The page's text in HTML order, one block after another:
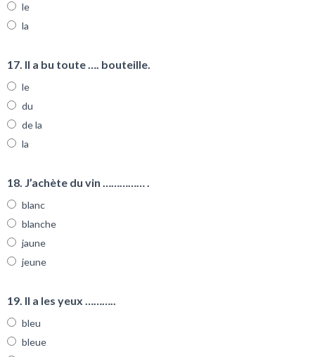
le
la
17. Il a bu toute …. bouteille.
le
du
de la
la
18. J’achète du vin …………… .
blanc
blanche
jaune
jeune
19. Il a les yeux ………..
bleu
bleue